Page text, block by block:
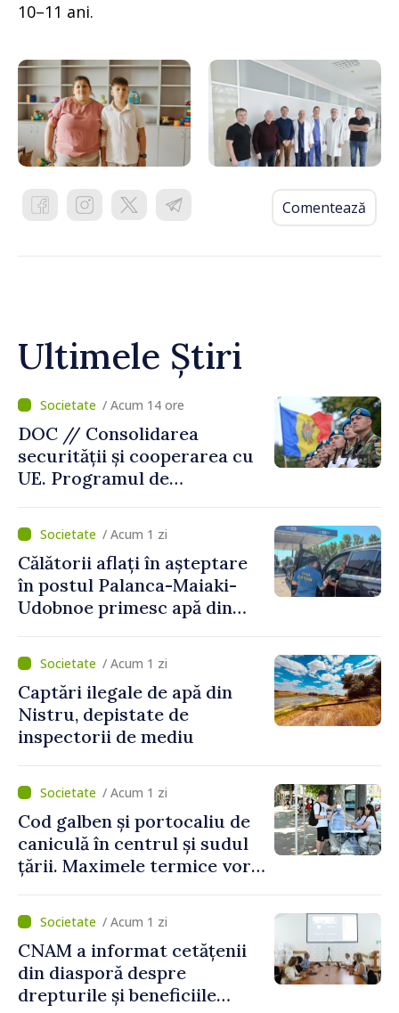
10–11 ani.
Comentează
Ultimele Știri
/ Acum 14 ore
DOC // Consolidarea
securității și cooperarea cu
UE. Programul de
Naționale de Apărare pentru
perioada 2024–2034,
publicat în Monitorul Oficial
/ Acum 1 zi
Călătorii aflați în așteptare
în postul Palanca-Maiaki-
Udobnoe primesc apă din
și a polițiștilor de frontieră
/ Acum 1 zi
Captări ilegale de apă din
Nistru, depistate de
inspectorii de mediu
/ Acum 1 zi
Cod galben și portocaliu de
caniculă în centrul și sudul
țării. Maximele termice vor
/ Acum 1 zi
CNAM a informat cetățenii
din diasporă despre
drepturile și beneficiile